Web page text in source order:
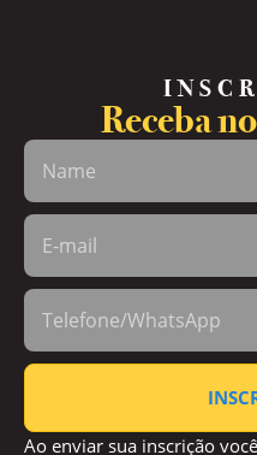
Receba
Ao enviar sua inscrição